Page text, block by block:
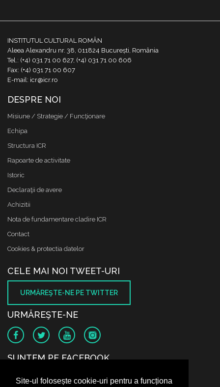
Site-ul folosește cookie-uri pentru a funcționa
INSTITUTUL CULTURAL ROMÂN
Aleea Alexandru nr. 38, 011824 București, România
Tel.: (+4) 031 71 00 627, (+4) 031 71 00 606
Fax: (+4) 031 71 00 607
E-mail: icr@icr.ro
DESPRE NOI
Misiune / Strategie / Funcţionare
Echipa
Structura ICR
Rapoarte de activitate
Istoric
Declaraţii de avere
Achizitii
Nota de fundamentare cladire ICR
Contact
Cookies & protectia datelor
CELE MAI NOI TWEET-URI
URMĂREŞTE-NE PE TWITTER
URMĂREŞTE-NE
SUNTEM PE FACEBOOK